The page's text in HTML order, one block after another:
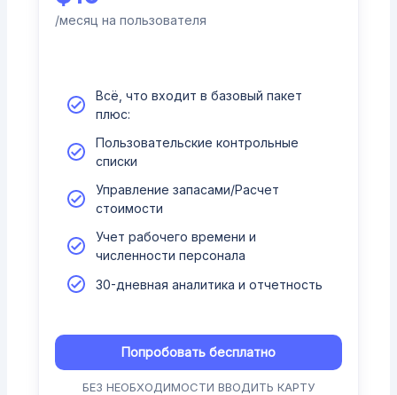
/месяц на пользователя
Всё, что входит в базовый пакет
плюс:
Пользовательские контрольные
списки
Управление запасами/Расчет
стоимости
Учет рабочего времени и
численности персонала
30-дневная аналитика и отчетность
Попробовать бесплатно
БЕЗ НЕОБХОДИМОСТИ ВВОДИТЬ КАРТУ